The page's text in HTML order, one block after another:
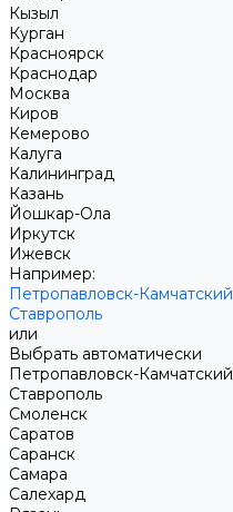
Кызыл
Курган
Красноярск
Краснодар
Москва
Киров
Кемерово
Калуга
Калининград
Казань
Йошкар-Ола
Иркутск
Ижевск
Например:
Петропавловск-Камчатский
Ставрополь
или
Выбрать автоматически
Петропавловск-Камчатский
Ставрополь
Смоленск
Саратов
Саранск
Самара
Салехард